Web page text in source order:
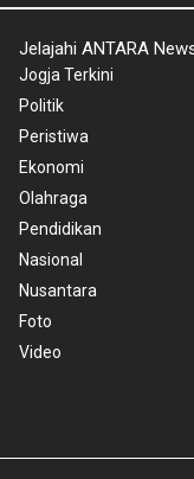
Jelajahi ANTARA
Jogja Terkini
Politik
Peristiwa
Ekonomi
Olahraga
Pendidikan
Nasional
Nusantara
Foto
Video